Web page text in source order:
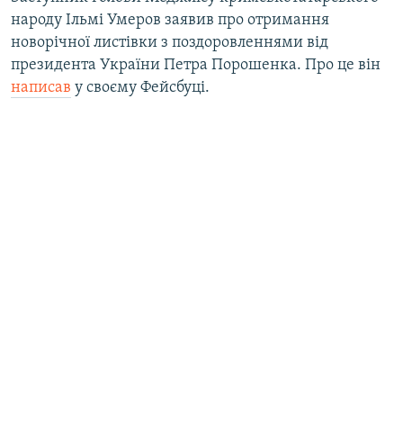
пошуку
ВСЕ ЗА ДЕНЬ
СПЕЦПРОЕКТИ
ДЕПОРТАЦІЯ
ЯК ОБІЙТИ БЛОКУВАННЯ
народу Ільмі Умеров заявив про отримання
новорічної листівки з поздоровленнями від
президента України Петра Порошенка. Про це він
написав у своєму Фейсбуці.